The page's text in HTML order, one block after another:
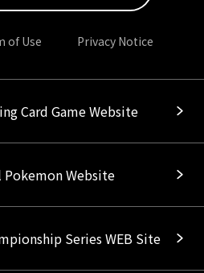
of Use Privacy Notice
Card Game Website
Website
Series WEB Site